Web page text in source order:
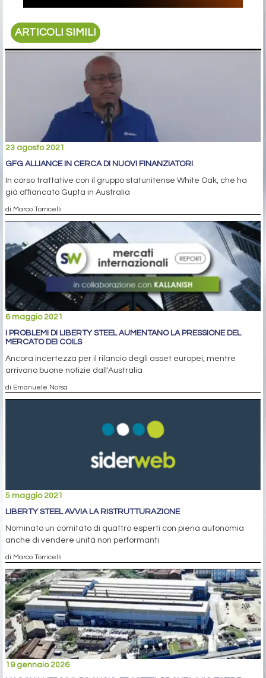
ARTICOLI SIMILI
23 agosto 2021
GFG ALLIANCE IN CERCA DI NUOVI FINANZIATORI
In corso trattative con il gruppo statunitense White Oak, che ha
già affiancato Gupta in Australia
di Marco Torricelli
6 maggio 2021
I PROBLEMI DI LIBERTY STEEL AUMENTANO LA PRESSIONE DEL
MERCATO DEI COILS
Ancora incertezza per il rilancio degli asset europei, mentre
arrivano buone notizie dall'Australia
di Emanuele Norsa
5 maggio 2021
LIBERTY STEEL AVVIA LA RISTRUTTURAZIONE
Nominato un comitato di quattro esperti con piena autonomia
anche di vendere unità non performanti
di Marco Torricelli
19 gennaio 2026